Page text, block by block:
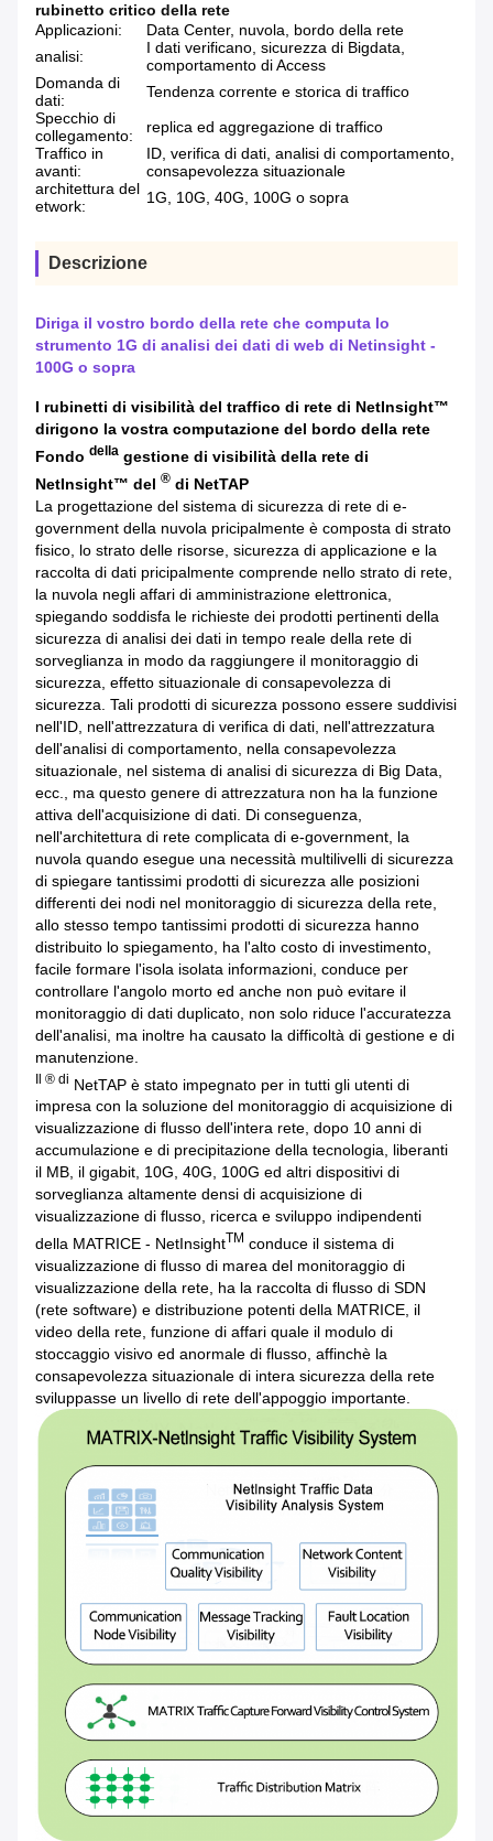
rubinetto critico della rete
Applicazioni:
Data Center, nuvola, bordo della rete
analisi:
I dati verificano, sicurezza di Bigdata,
comportamento di Access
Domanda di
dati:
Tendenza corrente e storica di traffico
Specchio di
collegamento:
replica ed aggregazione di traffico
Traffico in
avanti:
ID, verifica di dati, analisi di comportamento,
consapevolezza situazionale
architettura del
etwork:
1G, 10G, 40G, 100G o sopra
Descrizione
Diriga il vostro bordo della rete che computa lo
strumento 1G di analisi dei dati di web di Netinsight -
100G o sopra
I rubinetti di visibilità del traffico di rete di NetInsight™
dirigono la vostra computazione del bordo della rete
Fondo della gestione di visibilità della rete di
NetInsight™ del ® di NetTAP
La progettazione del sistema di sicurezza di rete di e-
government della nuvola pricipalmente è composta di strato
fisico, lo strato delle risorse, sicurezza di applicazione e la
raccolta di dati pricipalmente comprende nello strato di rete,
la nuvola negli affari di amministrazione elettronica,
spiegando soddisfa le richieste dei prodotti pertinenti della
sicurezza di analisi dei dati in tempo reale della rete di
sorveglianza in modo da raggiungere il monitoraggio di
sicurezza, effetto situazionale di consapevolezza di
sicurezza. Tali prodotti di sicurezza possono essere suddivisi
nell'ID, nell'attrezzatura di verifica di dati, nell'attrezzatura
dell'analisi di comportamento, nella consapevolezza
situazionale, nel sistema di analisi di sicurezza di Big Data,
ecc., ma questo genere di attrezzatura non ha la funzione
attiva dell'acquisizione di dati. Di conseguenza,
nell'architettura di rete complicata di e-government, la
nuvola quando esegue una necessità multilivelli di sicurezza
di spiegare tantissimi prodotti di sicurezza alle posizioni
differenti dei nodi nel monitoraggio di sicurezza della rete,
allo stesso tempo tantissimi prodotti di sicurezza hanno
distribuito lo spiegamento, ha l'alto costo di investimento,
facile formare l'isola isolata informazioni, conduce per
controllare l'angolo morto ed anche non può evitare il
monitoraggio di dati duplicato, non solo riduce l'accuratezza
dell'analisi, ma inoltre ha causato la difficoltà di gestione e di
manutenzione.
Il ® di NetTAP è stato impegnato per in tutti gli utenti di
impresa con la soluzione del monitoraggio di acquisizione di
visualizzazione di flusso dell'intera rete, dopo 10 anni di
accumulazione e di precipitazione della tecnologia, liberanti
il MB, il gigabit, 10G, 40G, 100G ed altri dispositivi di
sorveglianza altamente densi di acquisizione di
visualizzazione di flusso, ricerca e sviluppo indipendenti
della MATRICE - NetInsightTM conduce il sistema di
visualizzazione di flusso di marea del monitoraggio di
visualizzazione della rete, ha la raccolta di flusso di SDN
(rete software) e distribuzione potenti della MATRICE, il
video della rete, funzione di affari quale il modulo di
stoccaggio visivo ed anormale di flusso, affinchè la
consapevolezza situazionale di intera sicurezza della rete
sviluppasse un livello di rete dell'appoggio importante.